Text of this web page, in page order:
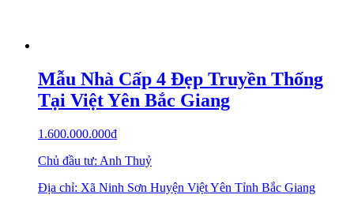
Mẫu Nhà Cấp 4 Đẹp Truyền Thống
Tại Việt Yên Bắc Giang
1.600.000.000₫
Chủ đầu tư: Anh Thuỷ
Địa chỉ: Xã Ninh Sơn Huyện Việt Yên Tỉnh Bắc Giang